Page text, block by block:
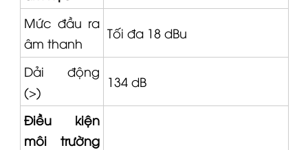
Mức đầu ra
âm thanh
Tối đa 18 dBu
Dải động
(>)
134 dB
Điều kiện
môi trường